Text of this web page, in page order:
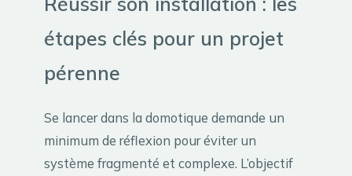
étapes clés pour un projet
pérenne
Se lancer dans la domotique demande un
minimum de réflexion pour éviter un
système fragmenté et complexe. L’objectif